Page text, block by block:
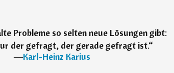
Probleme so selten neue Lösungen gibt:
der gefragt, der gerade gefragt ist.“
―Karl-Heinz Karius